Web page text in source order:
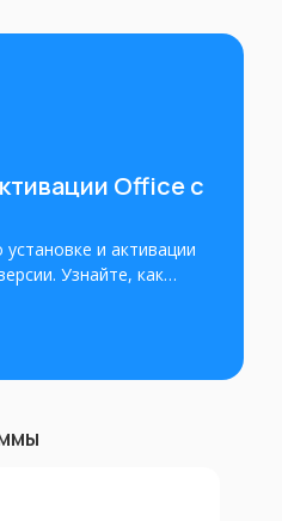
Office с
и активации
Узнайте, как
инструкции для
Office с